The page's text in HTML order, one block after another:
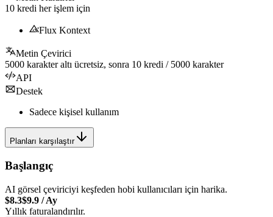
10 kredi her işlem için
Flux Kontext
Metin Çevirici
5000 karakter altı ücretsiz, sonra 10 kredi / 5000 karakter
API
Destek
Sadece kişisel kullanım
Planları karşılaştır
Başlangıç
AI görsel çeviriciyi keşfeden hobi kullanıcıları için harika.
$8.3$9.9 /Ay
Yıllık faturalandırılır.